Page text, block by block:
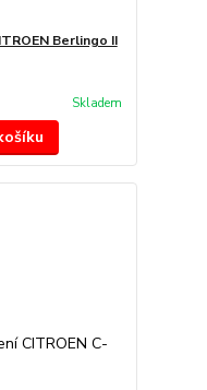
Berlingo II
Skladem